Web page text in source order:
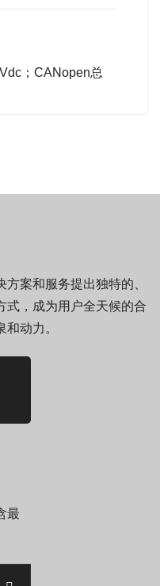
；CANopen总
案和服务提出独特的、
式，成为用户全天候的合
动力。
最